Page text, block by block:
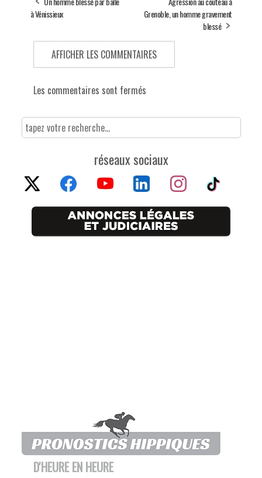
à Vénissieux
Grenoble, un homme gravement
blessé
AFFICHER LES COMMENTAIRES
Les commentaires sont fermés
réseaux sociaux
D'HEURE EN HEURE